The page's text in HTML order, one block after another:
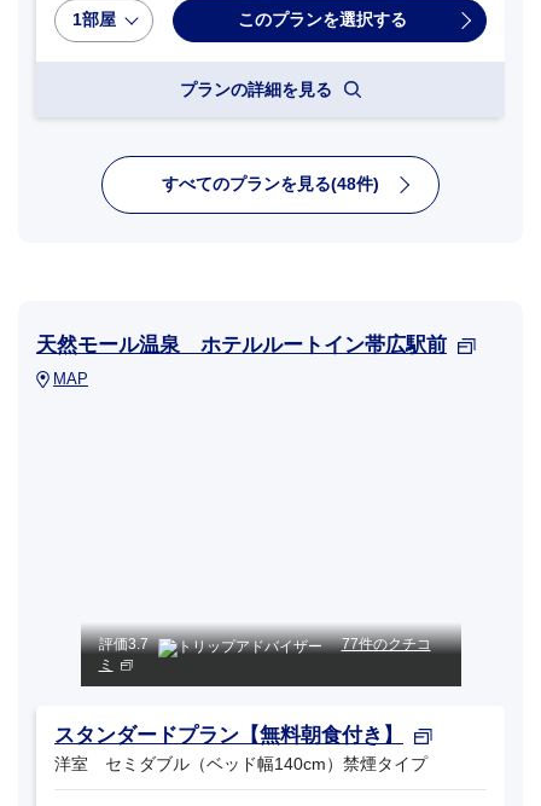
1部屋
プランの詳細を見る
すべてのプランを見る(48件)
天然モール温泉 ホテルルートイン帯広駅前
MAP
評価3.7
77件のクチコ
ミ
スタンダードプラン【無料朝食付き】
洋室 セミダブル（ベッド幅140cm）禁煙タイプ